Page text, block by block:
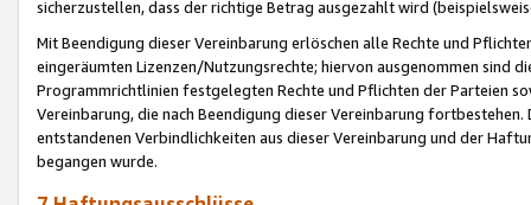
sicherzustellen, dass der richtige Betrag ausgezahlt wird
Mit Beendigung dieser Vereinbarung erlöschen alle Rechte und
eingeräumten Lizenzen/Nutzungsrechte; hiervon ausgenommen sind
Programmrichtlinien festgelegten Rechte und Pflichten der Parteien
Vereinbarung, die nach Beendigung dieser Vereinbarung
entstandenen Verbindlichkeiten aus dieser Vereinbarung und der
begangen wurde.